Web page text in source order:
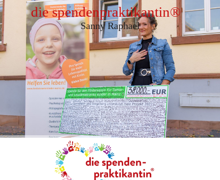
die spendenpraktikantin®
Sanny Raphael